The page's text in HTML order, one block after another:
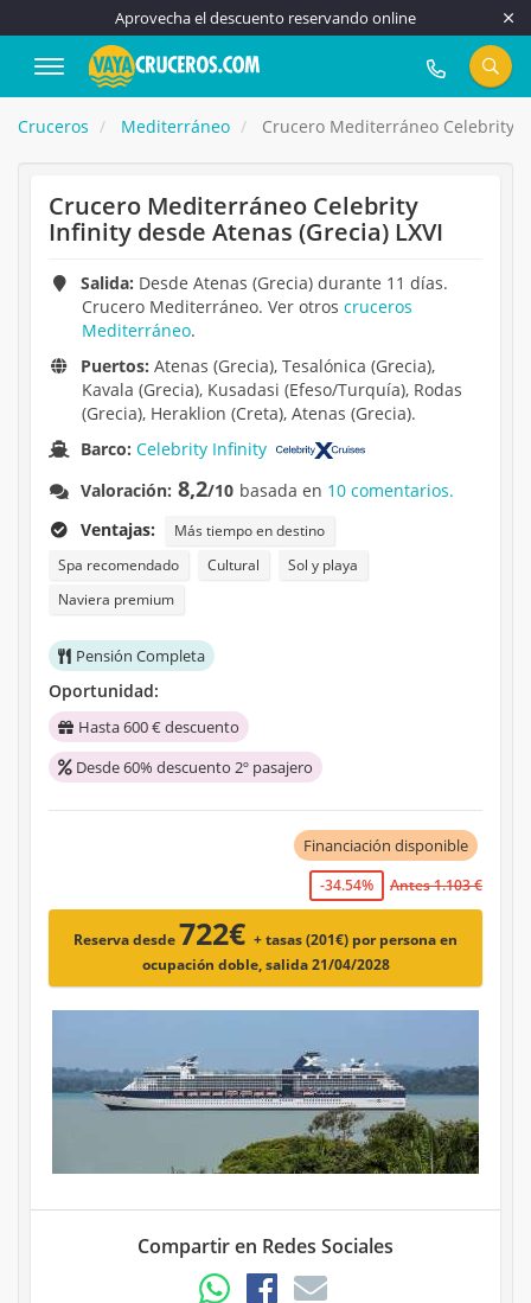
Aprovecha el descuento reservando online
917 815 555
Cruceros Mediterráneo Crucero Mediterráneo Celebrity
Crucero Mediterráneo Celebrity
Infinity desde Atenas (Grecia) LXVI
Salida: Desde Atenas (Grecia) durante 11 días.
Crucero Mediterráneo. Ver otros cruceros
Mediterráneo.
Puertos: Atenas (Grecia), Tesalónica (Grecia),
Kavala (Grecia), Kusadasi (Efeso/Turquía), Rodas
(Grecia), Heraklion (Creta), Atenas (Grecia).
Barco:Celebrity Infinity
Valoración: 8,2/10 basada en 10 comentarios.
Ventajas:
Más tiempo en destino
Spa recomendado
Cultural
Sol y playa
Naviera premium
Pensión Completa
Oportunidad:
Hasta 600 € descuento
Desde 60% descuento 2º pasajero
Financiación disponible
-34.54% Antes 1.103 €
Reserva desde722€ + tasas (201€) por persona en
ocupación doble, salida 21/04/2028
Compartir en Redes Sociales